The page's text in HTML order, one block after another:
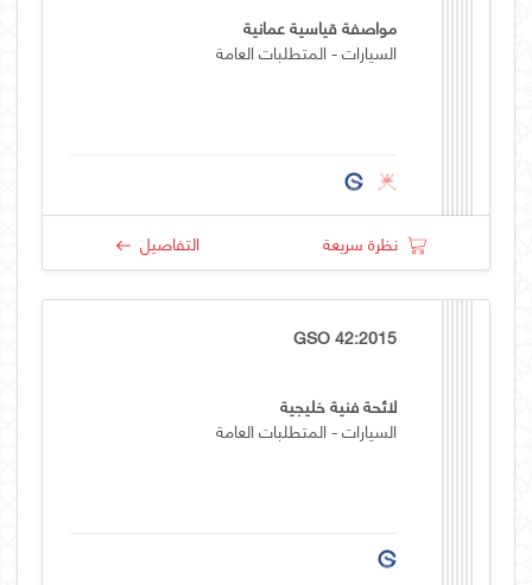
مواصفة قياسية عمانية
السيارات - المتطلبات العامة
نظرة سريعة التفاصيل
GSO 42:2015
لائحة فنية خليجية
السيارات - المتطلبات العامة